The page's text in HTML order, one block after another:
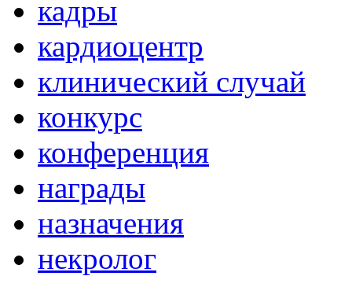
кадры
кардиоцентр
клинический случай
конкурс
конференция
награды
назначения
некролог